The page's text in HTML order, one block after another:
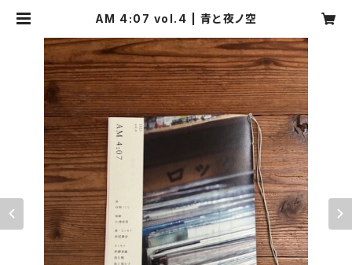
AM 4:07 vol.4 | 青と夜ノ空